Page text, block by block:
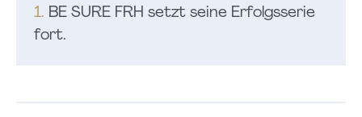
1. BE SURE FRH setzt seine Erfolgsserie
fort.